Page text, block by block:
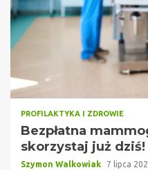
PROFILAKTYKA I ZDROWIE
Bezpłatna
skorzystaj już dziś!
Szymon Walkowiak 7 lipca